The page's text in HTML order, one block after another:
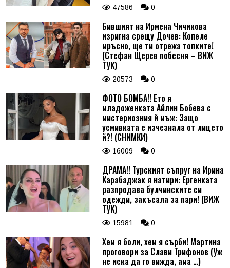
47586 0
Бившият на Ирмена Чичикова
изригна срещу Дочев: Копеле
мръсно, ще ти отрежа топките!
(Стефан Щерев побесня – ВИЖ
ТУК)
20573 0
ФОТО БОМБА!! Ето я
младоженката Айлин Бобева с
мистериозния й мъж: Защо
усмивката е изчезнала от лицето
й?! (СНИМКИ)
16009 0
ДРАМА!! Турският съпруг на Ирина
Карабаджак я натири: Ергенката
разпродава булчинските си
одежди, закъсала за пари! (ВИЖ
ТУК)
15981 0
Хем я боли, хем я сърби! Мартина
проговори за Слави Трифонов (Уж
не иска да го вижда, ама …)